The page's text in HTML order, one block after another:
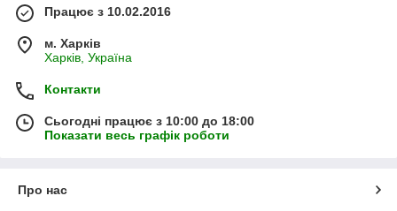
Працює з 10.02.2016
м. Харків
Харків, Україна
Контакти
Сьогодні працює з 10:00 до 18:00
Показати весь графік роботи
Про нас